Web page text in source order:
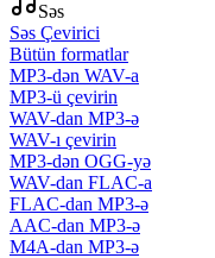
Səs
Səs Çevirici
Bütün formatlar
MP3-dən WAV-a
MP3-ü çevirin
WAV-dan MP3-ə
WAV-ı çevirin
MP3-dən OGG-yə
WAV-dan FLAC-a
FLAC-dan MP3-ə
AAC-dan MP3-ə
M4A-dan MP3-ə